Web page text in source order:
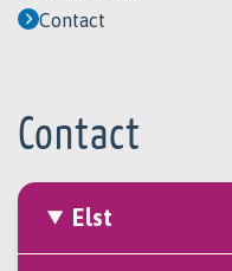
Contact
Contact
Elst